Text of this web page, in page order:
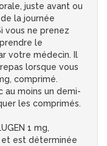
juste avant ou
la journée
vous ne prenez
le
votre médecin. Il
lorsque vous
comprimé.
au moins un demi-
les comprimés.
1 mg,
et est déterminée